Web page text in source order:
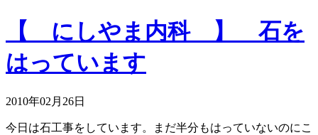
【 にしやま内科 】 石を
はっています
2010年02月26日
今日は石工事をしています。まだ半分もはっていないのにこ